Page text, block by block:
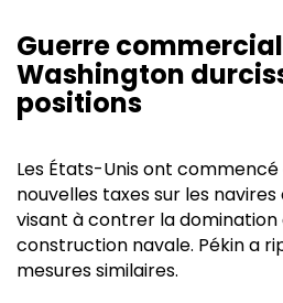
Guerre
Washington
positions
Les États-Unis ont
nouvelles taxes sur les
visant à contrer la domination
construction navale. Pékin a
mesures similaires.